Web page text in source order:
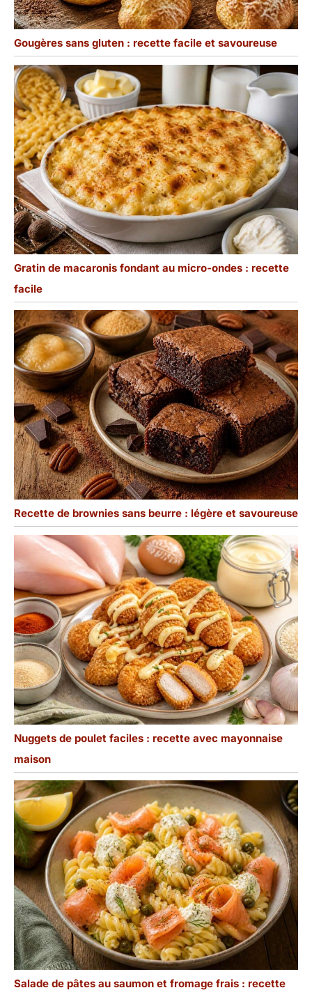
Gougères sans gluten : recette facile et savoureuse
Gratin de macaronis fondant au micro-ondes : recette
facile
Recette de brownies sans beurre : légère et savoureuse
Nuggets de poulet faciles : recette avec mayonnaise
maison
Salade de pâtes au saumon et fromage frais : recette